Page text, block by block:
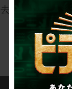
に開催された